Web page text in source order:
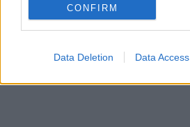
CONFIRM
Data Deletion Data Access